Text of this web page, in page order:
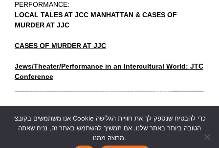
PERFORMANCE:
LOCAL TALES AT JCC MANHATTAN & CASES OF
MURDER AT JJC
CASES OF MURDER AT JJC
Jews/Theater/Performance in an Intercultural World: JTC
Conference
אנו משתמשים בקובצי Cookie כדי להבטיח שנספק לך את חוויית הגלישה
הטובה ביותר באתר שלנו. אם תמשיך להשתמש באתר זה, נניח שאתה
מרוצה ממנו.